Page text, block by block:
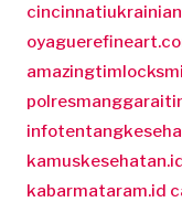
kabarmataram.id